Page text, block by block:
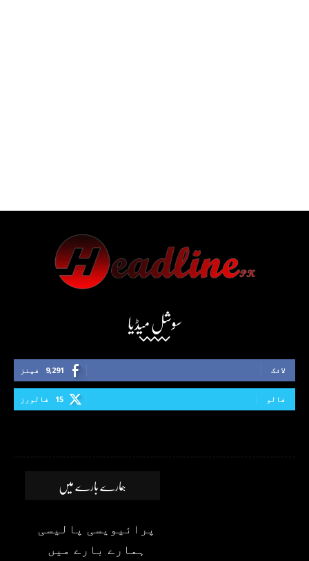
سوشل میڈیا
9,291 فینز لائک
15 فالورز فالو
ہمارے بارے میں
پرائیویسی پالیسی
ہمارے بارے میں